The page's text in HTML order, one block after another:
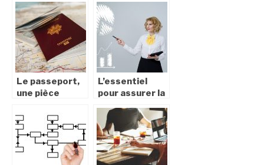
certificat de
nationalité
française?
Le passeport,
une pièce
pour les
déplacements
L’essentiel
pour assurer la
entreprise
dans le temps